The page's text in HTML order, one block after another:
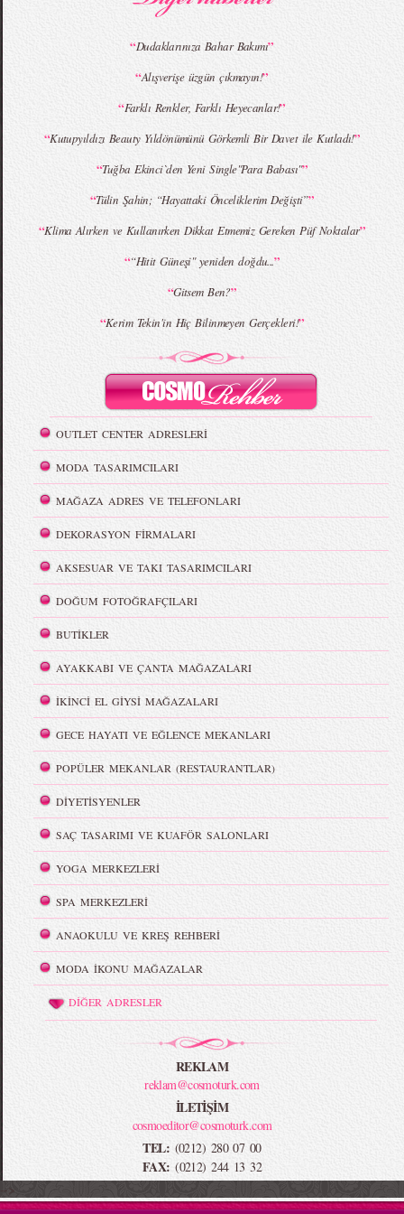
MBFWI - Giray Sepin 2015 Yaz Koleksiyonu MBFWI - Burçe Bekrek 2015 Yaz Koleksiyonu
“Dudaklarınıza Bahar Bakımı”
“Alışverişe üzgün çıkmayın!”
“Farklı Renkler, Farklı Heyecanlar!”
“Kutupyıldızı Beauty Yıldönümünü Görkemli Bir Davet ile Kutladı!”
“Tuğba Ekinci`den Yeni Single"Para Babası"”
“Tülin Şahin; “Hayattaki Önceliklerim Değişti””
“Klima Alırken ve Kullanırken Dikkat Etmemiz Gereken Püf Noktalar”
““Hitit Güneşi" yeniden doğdu...”
“Gitsem Ben?”
“Kerim Tekin'in Hiç Bilinmeyen Gerçekleri!”
OUTLET CENTER ADRESLERİ
MODA TASARIMCILARI
MAĞAZA ADRES VE TELEFONLARI
DEKORASYON FİRMALARI
AKSESUAR VE TAKI TASARIMCILARI
DOĞUM FOTOĞRAFÇILARI
BUTİKLER
AYAKKABI VE ÇANTA MAĞAZALARI
İKİNCİ EL GİYSİ MAĞAZALARI
GECE HAYATI VE EĞLENCE MEKANLARI
POPÜLER MEKANLAR (RESTAURANTLAR)
DİYETİSYENLER
SAÇ TASARIMI VE KUAFÖR SALONLARI
YOGA MERKEZLERİ
SPA MERKEZLERİ
ANAOKULU VE KREŞ REHBERİ
MODA İKONU MAĞAZALAR
DİĞER ADRESLER
REKLAM
reklam@cosmoturk.com
İLETİŞİM
cosmoeditor@cosmoturk.com
TEL: (0212) 280 07 00
FAX: (0212) 244 13 32
-->